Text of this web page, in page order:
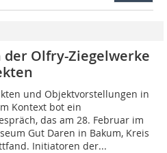
Olfry-Ziegelwerke
und Objekt­vorstellungen in
Kontext bot ein
das am 28. Februar im
Gut Daren in Bakum, Kreis
Initiatoren der...